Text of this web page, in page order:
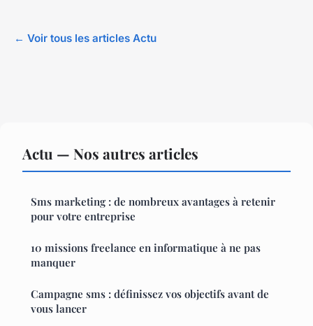
← Voir tous les articles Actu
Actu — Nos autres articles
Sms marketing : de nombreux avantages à retenir
pour votre entreprise
10 missions freelance en informatique à ne pas
manquer
Campagne sms : définissez vos objectifs avant de
vous lancer